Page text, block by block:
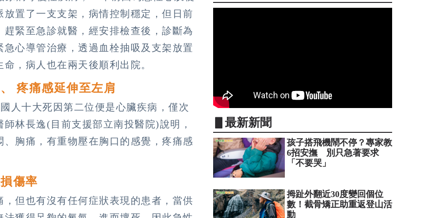
置了一支支架，病情控制穩定，但日前
緊至急診就醫，經安排檢查後，診斷為
心導管治療，透過血栓抽吸及支架放置
，病人也在兩天後順利出院。
疼痛感延伸至左肩
人十大死因第二位便是心臟疾病，僅次
林長逸(目前支援部立南投醫院)說明，
胸痛，有重物壓在胸口的感覺，疼痛感
傷率
但也有沒有任何症狀表現的患者，當供
▋最新新聞
孩子搭飛機鬧不停？專家教
6招安撫 別只急著要求
「不要哭」
拇趾外翻近30度變回個位
數！截骨矯正助重返登山活
動